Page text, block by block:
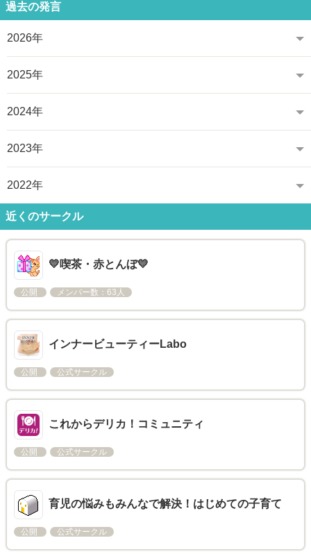
過去の発言
2026年
2025年
2024年
2023年
2022年
近くのサークル
💛喫茶・赤とんぼ💛
公開 メンバー数：63人
インナービューティーLabo
公開 公式サークル
これからデリカ！コミュニティ
公開 公式サークル
育児の悩みもみんなで解決！はじめての子育て
公開 公式サークル